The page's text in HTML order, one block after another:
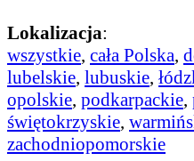
Lokalizacja:
wszystkie, cała Polska,
lubelskie, lubuskie,
opolskie, podkarpackie,
świętokrzyskie,
zachodniopomorskie